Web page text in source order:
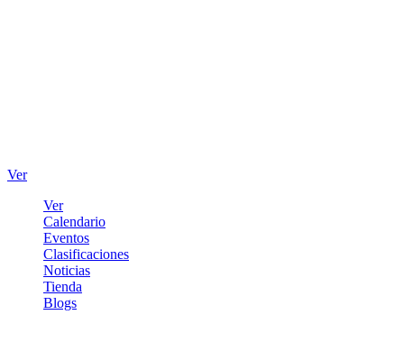
Ver
Ver
Calendario
Eventos
Clasificaciones
Noticias
Tienda
Blogs